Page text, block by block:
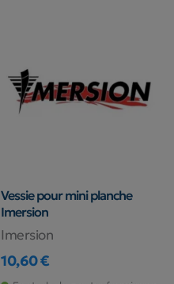
Vessie pour mini planche
Imersion
Imersion
Prix
10,60 €